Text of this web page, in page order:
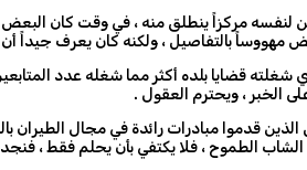
لنفسه مركزاً ينطلق منه ، في وقت كان
بالتفاصيل ، ولكنه كان يعرف جيداً أن
قضايا بلده أكثر مما شغله عدد
الخبر ، ويحترم العقول .
قدموا مبادرات رائدة في مجال
الطموح ، فلا يكتفي بأن يحلم فقط ،